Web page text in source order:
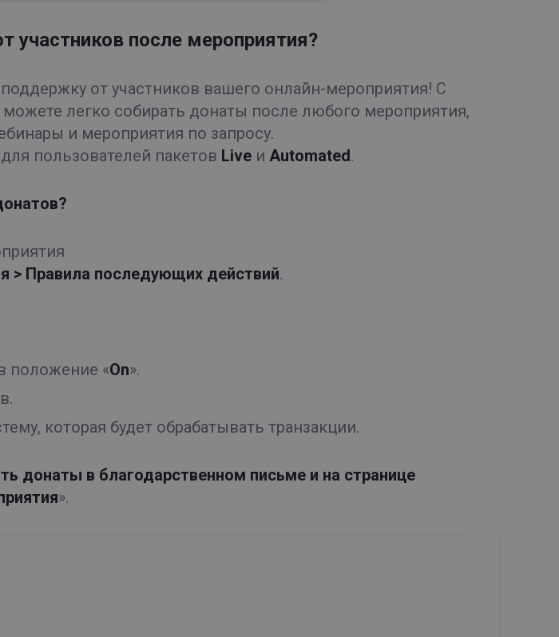
участников после мероприятия?
от участников вашего онлайн-мероприятия! С
легко собирать донаты после любого мероприятия,
и мероприятия по запросу.
пользователей пакетов Live и Automated.
> Правила последующих действий.
положение «On».
которая будет обрабатывать транзакции.
донаты в благодарственном письме и на странице
».